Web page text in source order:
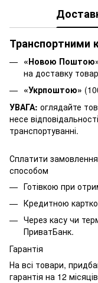
Транспортними
«Новою
на доставку
«Укрпоштою»
УВАГА: оглядайте
несе
транспортуванні.
Сплатити
способом
Готівкою при
Кредитною
Через касу чи
ПриватБанк.
Гарантія
На всі товари,
гарантія на 12